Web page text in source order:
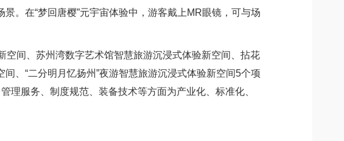
。在“梦回唐樱”元宇宙体验中，游客戴上MR眼镜，可与场
间、苏州湾数字艺术馆智慧旅游沉浸式体验新空间、拈花
、“二分明月忆扬州”夜游智慧旅游沉浸式体验新空间5个项
理服务、制度规范、装备技术等方面为产业化、标准化、